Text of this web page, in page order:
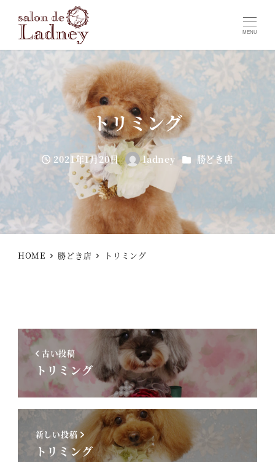
MENU
トリミング
投稿日
2021年1月20日
著
者
ladney カテゴリー
勝どき店
HOME 勝どき店 トリミング
古い投稿
トリミング
新しい投稿
トリミング